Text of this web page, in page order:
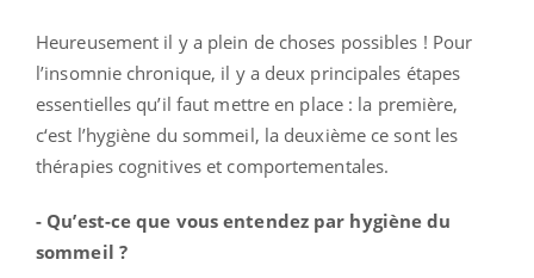
Heureusement il y a plein de choses possibles ! Pour
l’insomnie chronique, il y a deux principales étapes
essentielles qu’il faut mettre en place : la première,
c‘est l’hygiène du sommeil, la deuxième ce sont les
thérapies cognitives et comportementales.
- Qu’est-ce que vous entendez par hygiène du
sommeil ?